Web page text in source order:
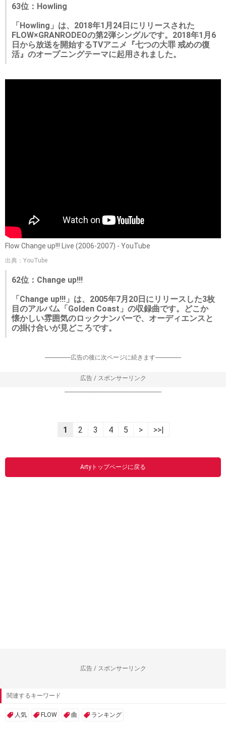
63位：Howling
「Howling」は、2018年1月24日にリリースされた
FLOW×GRANRODEOの第2弾シングルです。2018年1月6
日から放送を開始するTVアニメ『七つの大罪 戒めの復
活』のオープニングテーマに起用されました。
Flow Change up!!! Live (2006-2007) - YouTube
出典：YouTube
62位：Change up!!!
「Change up!!!」は、2005年7月20日にリリースした3枚
目のアルバム「Golden Coast」の収録曲です。どこか
懐かしい雰囲気のロックナンバーで、オーディエンスと
の掛け合いが見どころです。
-----------------広告の後に次ページに続きます-----------------
広告 / スポンサーリンク
----------------------------------------------------------------
1 2 3 4 5 > >>|
Artyトップページに戻る
広告 / スポンサーリンク
関連するキーワード
人気 FLOW 曲 ランキング